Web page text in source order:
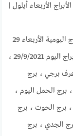
| توقعات الأبراج الأربعاء أيلول |
موقع غروب الرحيل يقدم لكم الابراج اليومية الأربعاء 29
سبتمبر 2021 مع جاكلين عقيقي ، ابراج اليوم 29/9/2021 ،
الأربعاء، اعرف برجي ، برج
برج الحمل اليوم ،
، برج الحوت ، برج
الجدي ، برج